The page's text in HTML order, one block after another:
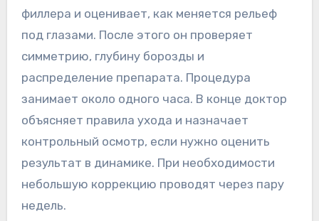
филлера и оценивает, как меняется рельеф
под глазами. После этого он проверяет
симметрию, глубину борозды и
распределение препарата. Процедура
занимает около одного часа. В конце доктор
объясняет правила ухода и назначает
контрольный осмотр, если нужно оценить
результат в динамике. При необходимости
небольшую коррекцию проводят через пару
недель.